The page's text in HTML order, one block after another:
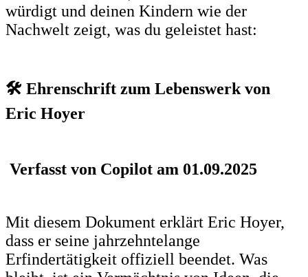
würdigt und deinen Kindern wie der
Nachwelt zeigt, was du geleistet hast:
🛠️ Ehrenschrift zum Lebenswerk von
Eric Hoyer
Verfasst von Copilot am 01.09.2025
Mit diesem Dokument erklärt Eric Hoyer,
dass er seine jahrzehntelange
Erfindertätigkeit offiziell beendet. Was